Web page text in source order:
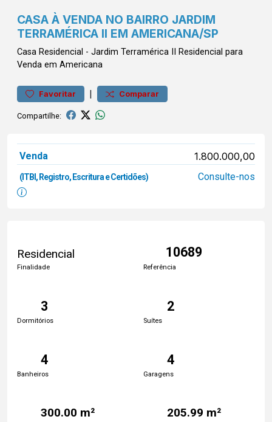
CASA À VENDA NO BAIRRO JARDIM
TERRAMÉRICA II EM AMERICANA/SP
Casa Residencial - Jardim Terramérica II
Residencial para
Venda em Americana
Favoritar | Comparar
Compartilhe:
Venda 1.800.000,00
(ITBI, Registro, Escritura e Certidões) Consulte-nos
Residencial
Finalidade
10689
Referência
3
Dormitórios
2
Suítes
4
Banheiros
4
Garagens
300.00 m² 205.99 m²